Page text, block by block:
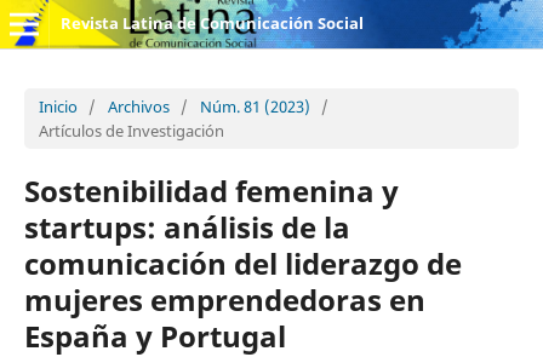
Revista Latina de Comunicación Social
Inicio / Archivos / Núm. 81 (2023)
/
Artículos de Investigación
Sostenibilidad femenina y
startups: análisis de la
comunicación del liderazgo de
mujeres emprendedoras en
España y Portugal